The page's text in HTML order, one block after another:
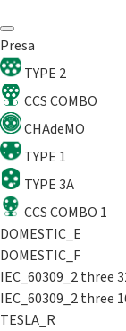
Presa
TYPE 2
CCS COMBO
CHAdeMO
TYPE 1
TYPE 3A
CCS COMBO 1
DOMESTIC_E
DOMESTIC_F
IEC_60309_2 three
IEC_60309_2 three
TESLA_R